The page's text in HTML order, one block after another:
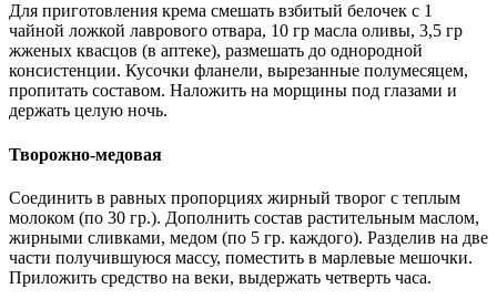
Для приготовления крема смешать взбитый белочек с 1
чайной ложкой лаврового отвара, 10 гр масла оливы, 3,5 гр
жженых квасцов (в аптеке), размешать до однородной
консистенции. Кусочки фланели, вырезанные полумесяцем,
пропитать составом. Наложить на морщины под глазами и
держать целую ночь.
Творожно-медовая
Соединить в равных пропорциях жирный творог с теплым
молоком (по 30 гр.). Дополнить состав растительным маслом,
жирными сливками, медом (по 5 гр. каждого). Разделив на две
части получившуюся массу, поместить в марлевые мешочки.
Приложить средство на веки, выдержать четверть часа.